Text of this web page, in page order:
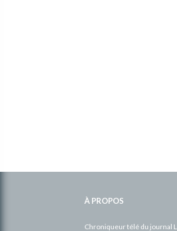
À PROPOS
Chroniqueur télé du journal